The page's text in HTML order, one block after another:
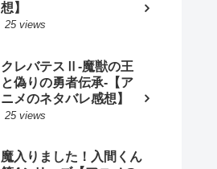
想】
25 views
クレバテスⅡ-魔獣の王
と偽りの勇者伝承-【ア
ニメのネタバレ感想】
25 views
魔入りました！入間くん